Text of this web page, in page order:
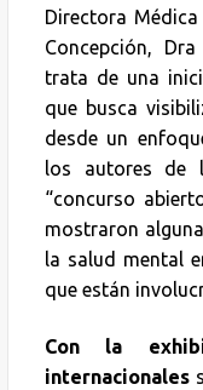
Directora
Concepción,
trata de una
que busca
desde un
los autores de
“concurso
mostraron
la salud mental
que están
Con la
internacionales